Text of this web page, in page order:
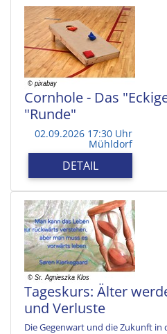
Cornhole - Das
"Runde"
02.09.2026 17:30 Uhr
Mühldorf
DETAIL
Tageskurs: Älter
und Verluste
Die Gegenwart und die Zukunft in